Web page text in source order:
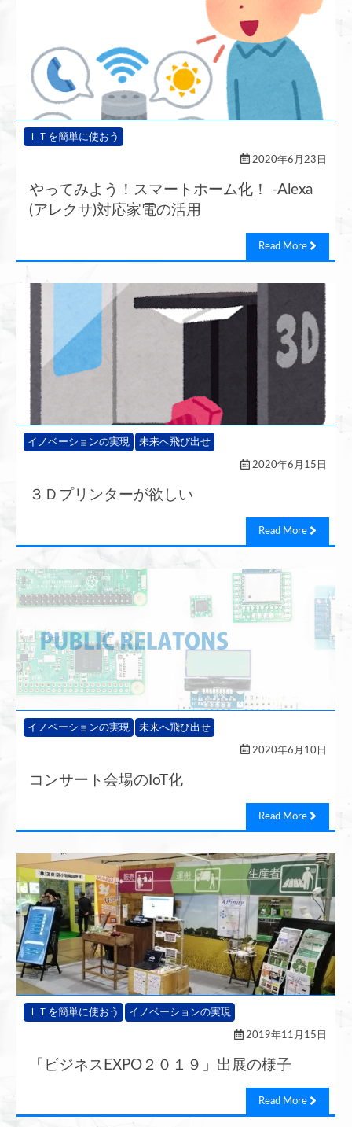
ＩＴを簡単に使おう
2020年6月23日
やってみよう！スマートホーム化！ -Alexa
(アレクサ)対応家電の活用
Read More
イノベーションの実現 未来へ飛び出せ
2020年6月15日
３Ｄプリンターが欲しい
Read More
イノベーションの実現 未来へ飛び出せ
2020年6月10日
コンサート会場のIoT化
Read More
ＩＴを簡単に使おう イノベーションの実現
2019年11月15日
「ビジネスEXPO２０１９」出展の様子
Read More